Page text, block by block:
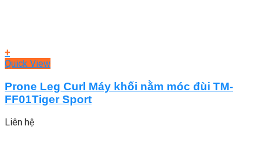
+
Quick View
Prone Leg Curl Máy khối nằm móc đùi TM-
FF01Tiger Sport
Liên hệ